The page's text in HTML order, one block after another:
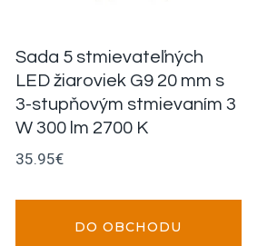
Sada 5 stmievateľných
LED žiaroviek G9 20 mm s
3-stupňovým stmievaním 3
W 300 lm 2700 K
35.95€
DO OBCHODU